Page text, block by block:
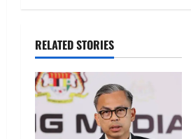
RELATED STORIES